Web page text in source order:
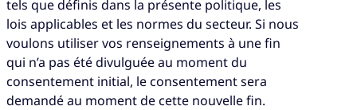
tels que définis dans la présente politique, les
lois applicables et les normes du secteur. Si nous
voulons utiliser vos renseignements à une fin
qui n’a pas été divulguée au moment du
consentement initial, le consentement sera
demandé au moment de cette nouvelle fin.